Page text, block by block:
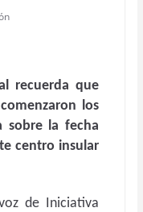
recuerda que
los
sobre la fecha
centro insular
de Iniciativa